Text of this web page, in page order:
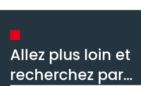
Allez plus loin et
recherchez par...